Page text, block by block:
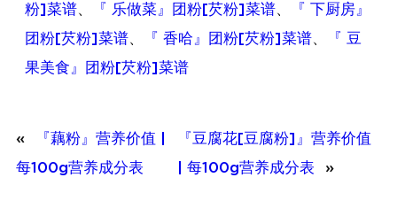
粉]菜谱、 『 乐做菜』团粉[芡粉]菜谱、
『 下厨房』
团粉[芡粉]菜谱、 『 香哈』团粉[芡粉]菜谱、
『 豆
果美食』团粉[芡粉]菜谱
«
『藕粉』营养价值 |
每100g营养成分表
『豆腐花[豆腐粉]』营养价值
| 每100g营养成分表
»